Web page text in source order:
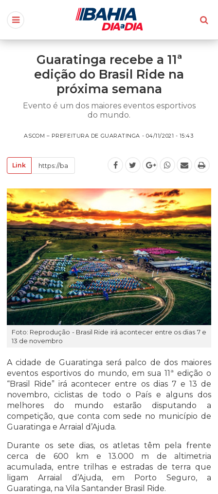
Guaratinga recebe a 11ª
edição do Brasil Ride na
próxima semana
Evento é um dos maiores eventos esportivos
do mundo.
ASCOM – PREFEITURA DE GUARATINGA - 04/11/2021 - 15:43
Link
Foto: Reprodução - Brasil Ride irá acontecer entre os dias 7 e
13 de novembro
A cidade de Guaratinga será palco de dos maiores
eventos esportivos do mundo, em sua 11ª edição o
“Brasil Ride” irá acontecer entre os dias 7 e 13 de
novembro, ciclistas de todo o País e alguns dos
melhores do mundo estarão disputando a
competição, que conta com sede no município de
Guaratinga e Arraial d’Ajuda.
Durante os sete dias, os atletas têm pela frente
cerca de 600 km e 13.000 m de altimetria
acumulada, entre trilhas e estradas de terra que
ligam Arraial d’Ajuda, em Porto Seguro, a
Guaratinga, na Vila Santander Brasil Ride.